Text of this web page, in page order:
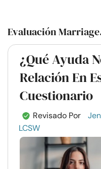
Evaluación
¿Qué Ayuda
Relación En
Cuestionario
Revisado Por
LCSW